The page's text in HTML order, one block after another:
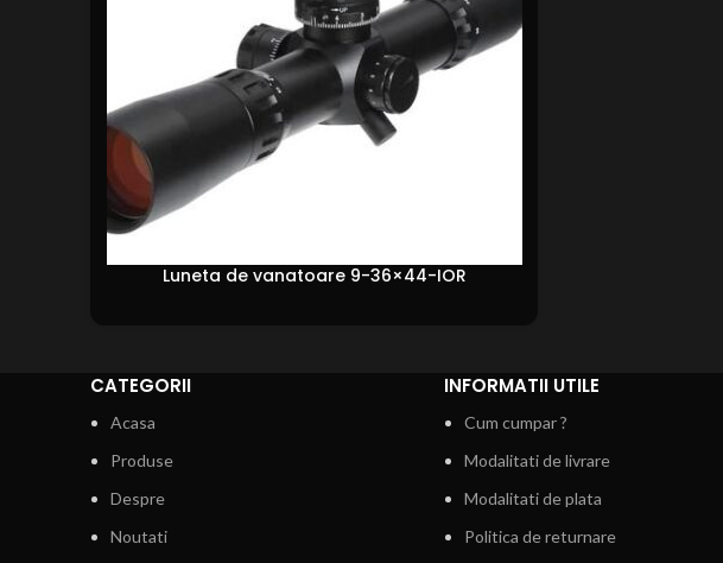
Luneta de vanatoare 9-36×44-IOR
CATEGORII
Acasa
Produse
Despre
Noutati
INFORMATII UTILE
Cum cumpar ?
Modalitati de livrare
Modalitati de plata
Politica de returnare